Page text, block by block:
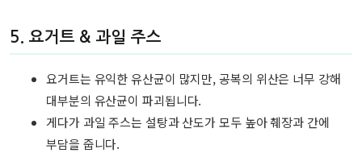
5. 요거트 & 과일 주스
요거트는 유익한 유산균이 많지만, 공복의 위산은 너무 강해
대부분의 유산균이 파괴됩니다.
게다가 과일 주스는 설탕과 산도가 모두 높아 췌장과 간에
부담을 줍니다.